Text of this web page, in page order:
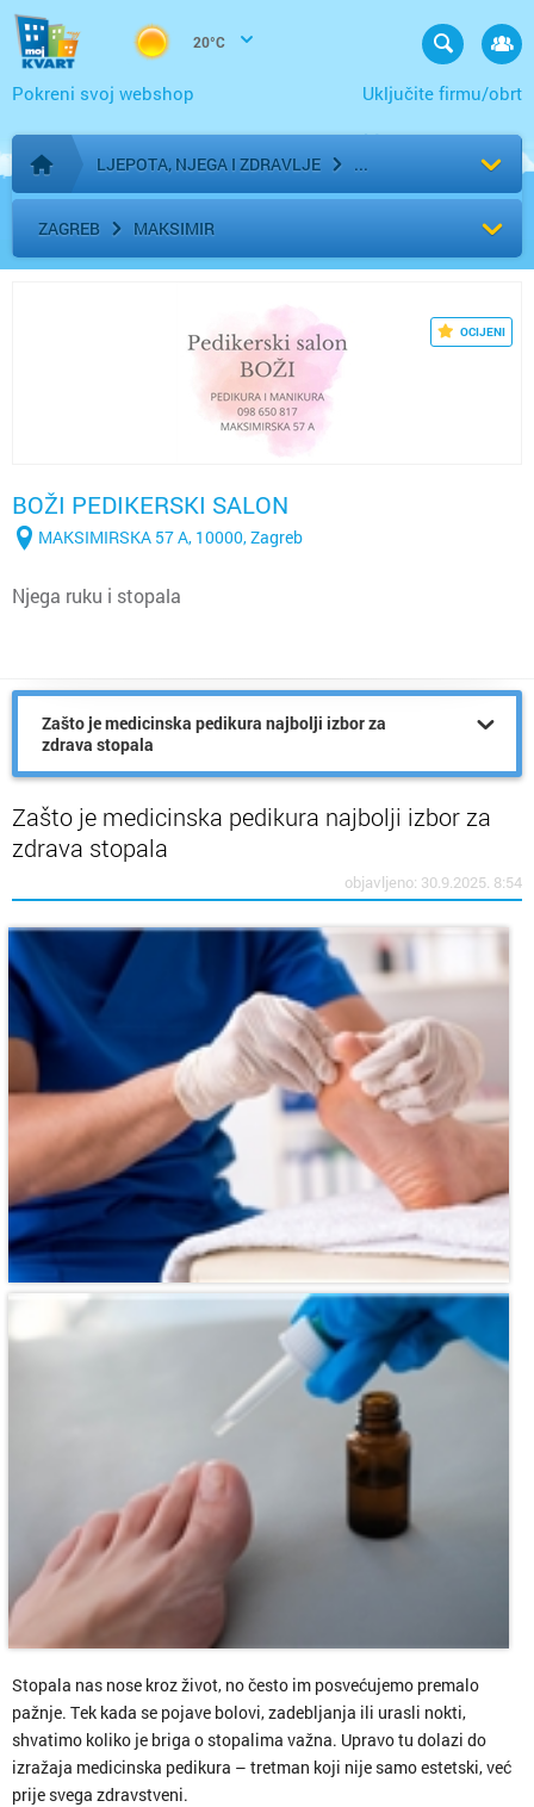
20°C
Uključite firmu/obrt
Pokreni svoj webshop
Početna stranica
LJEPOTA, NJEGA I ZDRAVLJE
ZAGREB MAKSIMIR
OCIJENI
BOŽI PEDIKERSKI SALON
MAKSIMIRSKA 57 A, 10000, Zagreb
Njega ruku i stopala
Zašto je medicinska pedikura najbolji izbor za
zdrava stopala
Zašto je medicinska pedikura najbolji izbor za
zdrava stopala
objavljeno: 30.9.2025. 8:54
Stopala nas nose kroz život, no često im posvećujemo premalo
pažnje. Tek kada se pojave bolovi, zadebljanja ili urasli nokti,
shvatimo koliko je briga o stopalima važna. Upravo tu dolazi do
izražaja medicinska pedikura – tretman koji nije samo estetski, već
prije svega zdravstveni.